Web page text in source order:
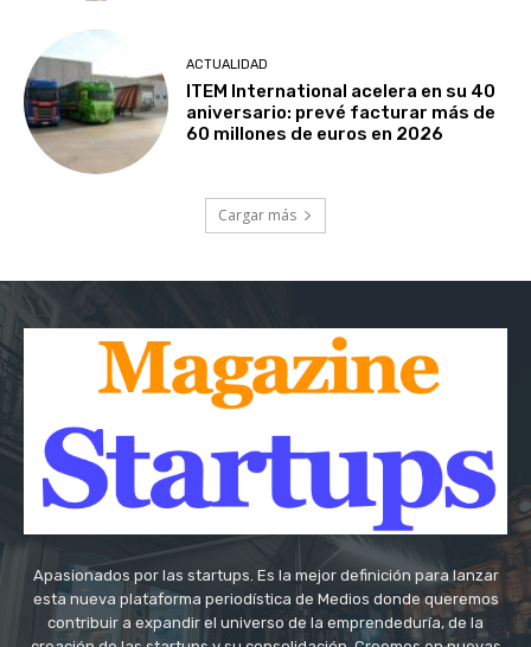
ACTUALIDAD
ITEM International acelera en su 40
aniversario: prevé facturar más de
60 millones de euros en 2026
Cargar más
Apasionados por las startups. Es la mejor definición para lanzar
esta nueva plataforma periodística de Medios donde queremos
contribuir a expandir el universo de la emprendeduría, de la